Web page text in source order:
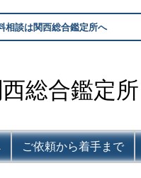
相談は関西総合鑑定所へ
総合鑑定所
ご依頼から着手まで